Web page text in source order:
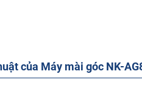
của Máy mài góc NK-